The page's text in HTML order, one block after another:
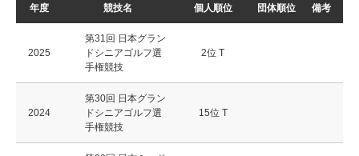
年度 競技名 個人順位 団体順位 備考
2025
第31回 日本グラン
ドシニアゴルフ選
手権競技
2位 T
2024
第30回 日本グラン
ドシニアゴルフ選
手権競技
15位 T